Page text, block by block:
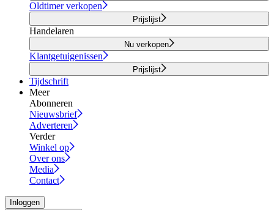
Oldtimer verkopen
Prijslijst
Handelaren
Nu verkopen
Klantgetuigenissen
Prijslijst
Tijdschrift
Meer
Abonneren
Nieuwsbrief
Adverteren
Verder
Winkel op
Over ons
Media
Contact
Inloggen